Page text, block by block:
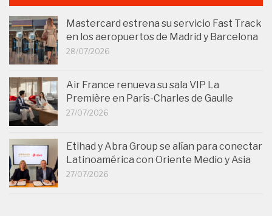
Mastercard estrena su servicio Fast Track
en los aeropuertos de Madrid y Barcelona
28/07/2026
Air France renueva su sala VIP La
Première en París-Charles de Gaulle
27/07/2026
Etihad y Abra Group se alían para conectar
Latinoamérica con Oriente Medio y Asia
27/07/2026